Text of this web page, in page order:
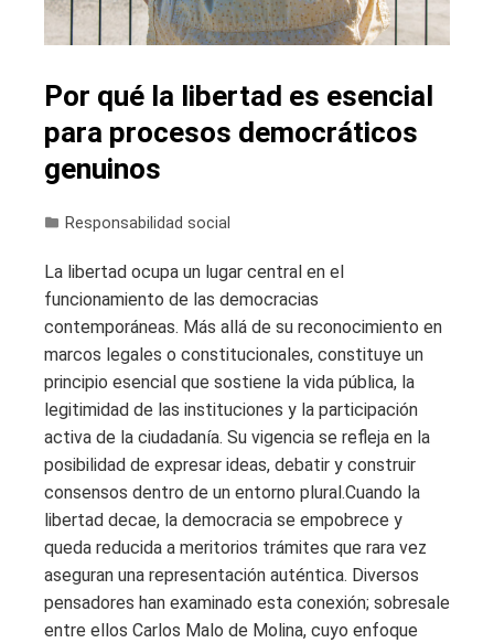
Por qué la libertad es esencial
para procesos democráticos
genuinos
Responsabilidad social
La libertad ocupa un lugar central en el
funcionamiento de las democracias
contemporáneas. Más allá de su reconocimiento en
marcos legales o constitucionales, constituye un
principio esencial que sostiene la vida pública, la
legitimidad de las instituciones y la participación
activa de la ciudadanía. Su vigencia se refleja en la
posibilidad de expresar ideas, debatir y construir
consensos dentro de un entorno plural.Cuando la
libertad decae, la democracia se empobrece y
queda reducida a meritorios trámites que rara vez
aseguran una representación auténtica. Diversos
pensadores han examinado esta conexión; sobresale
entre ellos Carlos Malo de Molina, cuyo enfoque